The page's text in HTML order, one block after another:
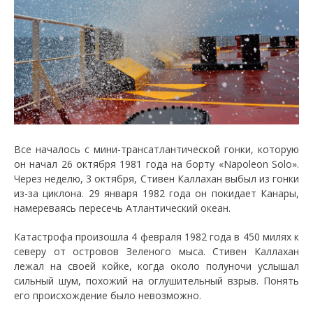
Все началось с мини-трансатлантической гонки, которую
он начал 26 октября 1981 года на борту «Napoleon Solo».
Через неделю, 3 октября, Стивен Каллахан выбыл из гонки
из-за циклона. 29 января 1982 года он покидает Канары,
намереваясь пересечь Атлантический океан.
Катастрофа произошла 4 февраля 1982 года в 450 милях к
северу от островов Зеленого мыса. Стивен Каллахан
лежал на своей койке, когда около полуночи услышал
сильный шум, похожий на оглушительный взрыв. Понять
его происхождение было невозможно.